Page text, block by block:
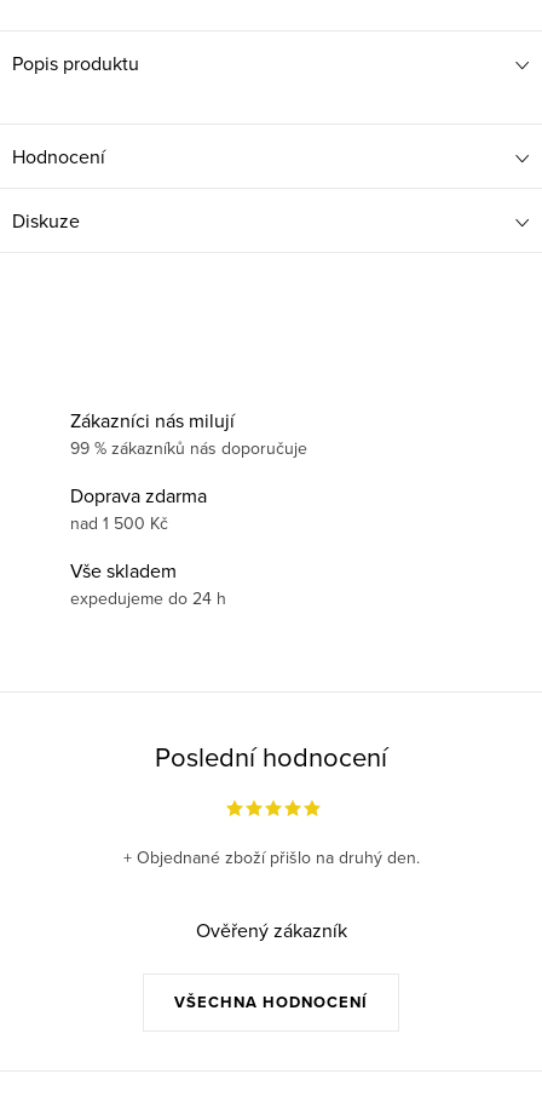
Popis produktu
Hodnocení
Diskuze
Zákazníci nás milují
99 % zákazníků nás doporučuje
Doprava zdarma
nad 1 500 Kč
Vše skladem
expedujeme do 24 h
Poslední hodnocení
VŠECHNA HODNOCENÍ
+ Objednané zboží přišlo na druhý den.
Ověřený zákazník